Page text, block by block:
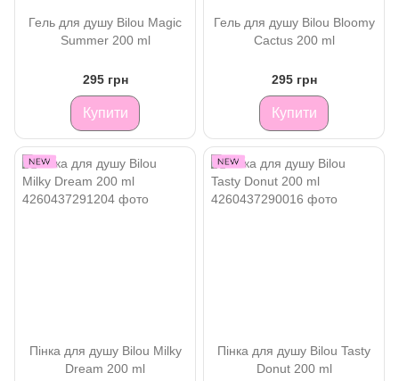
Гель для душу Bilou Magic
Summer 200 ml
295 грн
Купити
Гель для душу Bilou Bloomy
Cactus 200 ml
295 грн
Купити
Пінка для душу Bilou Milky
Dream 200 ml
Пінка для душу Bilou Tasty
Donut 200 ml